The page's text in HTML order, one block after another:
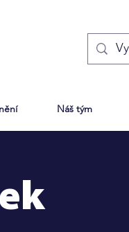
Náš tým